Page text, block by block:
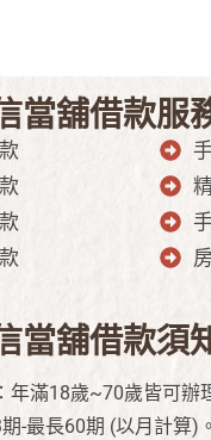
當舖借款服
當舖借款須
年滿18歲~70歲皆可辦
-最長60期 (以月計算)。